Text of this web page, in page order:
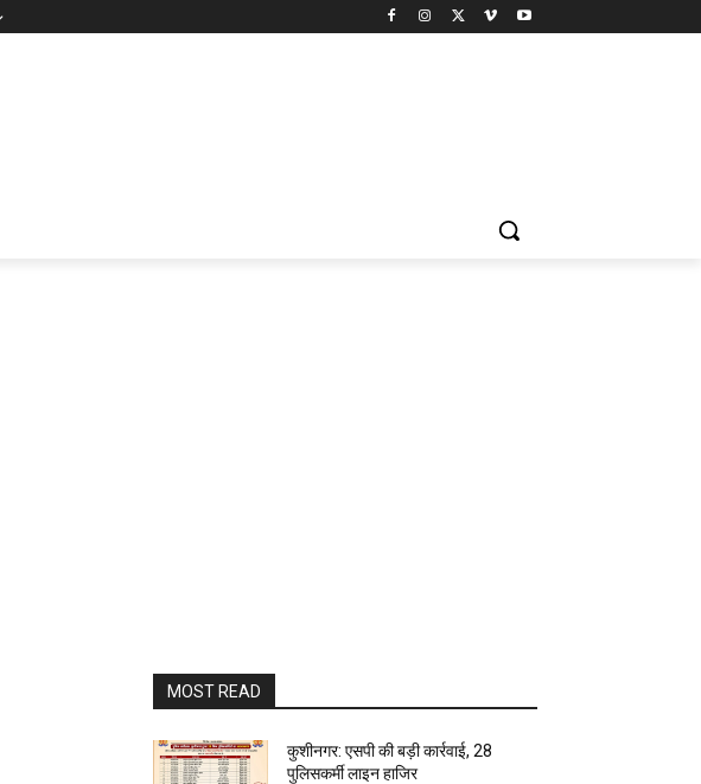
MOST READ
कुशीनगर: एसपी की बड़ी कार्रवाई, 28
पुलिसकर्मी लाइन हाजिर